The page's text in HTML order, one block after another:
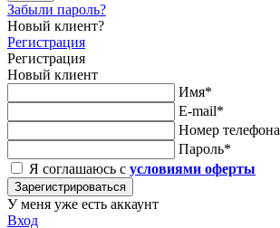
Забыли пароль?
Новый клиент?
Регистрация
Регистрация
Новый клиент
Имя*
E-mail*
Номер телефона
Пароль*
Я соглашаюсь с условиями оферты
Зарегистрироваться
У меня уже есть аккаунт
Вход